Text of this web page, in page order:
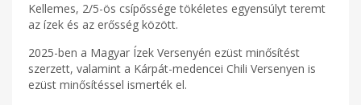
Kellemes, 2/5-ös csípőssége tökéletes egyensúlyt teremt
az ízek és az erősség között.
2025-ben a Magyar Ízek Versenyén ezüst minősítést
szerzett, valamint a Kárpát-medencei Chili Versenyen is
ezüst minősítéssel ismerték el.